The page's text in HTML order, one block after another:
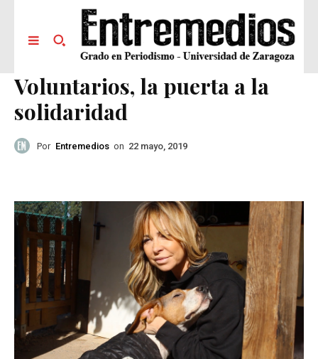
Voluntarios, la puerta a la
solidaridad
Por Entremedios on 22 mayo, 2019